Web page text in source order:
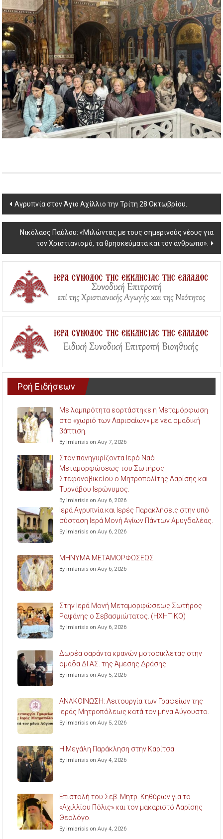
Post
navigation
Αγρυπνία στον Άγιο Αχίλλιο την Τρίτη 28 Οκτωβρίου.
Νικόλαος Παύλου: «Μιλώντας με τους σημερινούς νέους για
τον Χριστιανισμό, τα θρησκεύματα και τον άνθρωπο».
Ροή Ειδήσεων
Με λαμπρότητα εορτάστηκε η Μεταμόρφωση
στο «χωριό των Λαρισαίων» με νέα ομαδική
βάπτιση.
By imlarisis on Αυγ 7, 2026
Στον πανηγυρίζοντα Ιερό Ναό
Μεταμορφώσεως του Σωτήρος
Στεφανοβικείου ο Μητροπολίτης Λαρίσης και
Τυρνάβου Ιερώνυμος.
By imlarisis on Αυγ 6, 2026
Ιερά Αγρυπνία και Ιερές Παρακλήσεις στην υπό
σύσταση Ιερά Μονή Αγίων Πάντων Αμυγδαλέας.
By imlarisis on Αυγ 6, 2026
ΜΗΝΥΜΑ ΜΕΤΑΜΟΡΦΩΣΕΩΣ
By imlarisis on Αυγ 6, 2026
Στην Ιερά Μονή Μεταμορφώσεως Σωτήρος
Ραψάνης ο Σεβασμιώτατος. (ΗΧΗΤΙΚΟ)
By imlarisis on Αυγ 6, 2026
Δωρέα σαράντα κρανών μοτοσικλέτας στην
ομάδα ΔΙ.ΑΣ. της Άμεσης Δράσης.
By imlarisis on Αυγ 5, 2026
ΑΝΑΚΟΙΝΩΣΗ: Λειτουργία των Γραφείων της
Ιεράς Μητροπόλεως κατά τον μήνα Αύγουστο.
By imlarisis on Αυγ 5, 2026
Η Μεγάλη Παράκληση στην Καρίτσα.
By imlarisis on Αυγ 4, 2026
Επιστολή του Σεβ. Μητρ. Κηθύρων για το
«Αχιλλίου Πόλις» και τον μακαριστό Λαρίσης
Θεολόγο.
By imlarisis on Αυγ 4, 2026